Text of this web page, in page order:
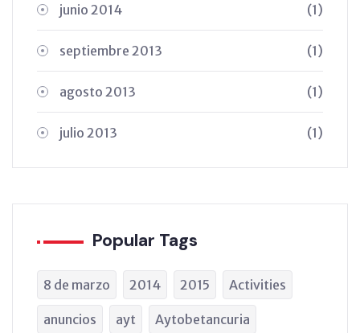
junio 2014 (1)
septiembre 2013 (1)
agosto 2013 (1)
julio 2013 (1)
Popular Tags
8 de marzo 2014 2015 Activities
anuncios ayt Aytobetancuria